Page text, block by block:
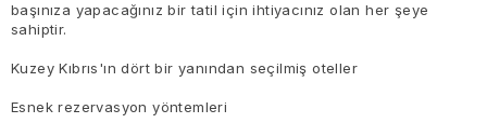
başınıza yapacağınız bir tatil için ihtiyacınız olan her şeye
sahiptir.
Kuzey Kıbrıs'ın dört bir yanından seçilmiş oteller
Esnek rezervasyon yöntemleri